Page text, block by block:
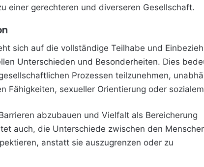
einer gerechteren und diverseren Gesellschaft.
sich auf die vollständige Teilhabe und
Unterschieden und Besonderheiten. Dies
Prozessen teilzunehmen,
Fähigkeiten, sexueller Orientierung oder
abzubauen und Vielfalt als Bereicherung
auch, die Unterschiede zwischen den
anstatt sie auszugrenzen oder zu